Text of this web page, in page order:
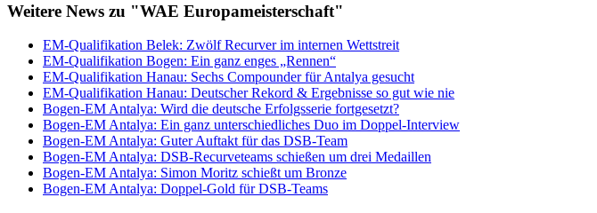
Weitere News zu "WAE Europameisterschaft"
EM-Qualifikation Belek: Zwölf Recurver im internen Wettstreit
EM-Qualifikation Bogen: Ein ganz enges „Rennen“
EM-Qualifikation Hanau: Sechs Compounder für Antalya gesucht
EM-Qualifikation Hanau: Deutscher Rekord & Ergebnisse so gut wie nie
Bogen-EM Antalya: Wird die deutsche Erfolgsserie fortgesetzt?
Bogen-EM Antalya: Ein ganz unterschiedliches Duo im Doppel-Interview
Bogen-EM Antalya: Guter Auftakt für das DSB-Team
Bogen-EM Antalya: DSB-Recurveteams schießen um drei Medaillen
Bogen-EM Antalya: Simon Moritz schießt um Bronze
Bogen-EM Antalya: Doppel-Gold für DSB-Teams